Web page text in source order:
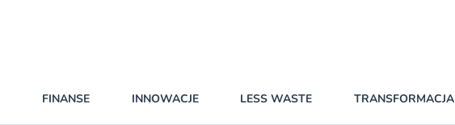
FINANSE INNOWACJE LESS WASTE TRANSFORMACJA